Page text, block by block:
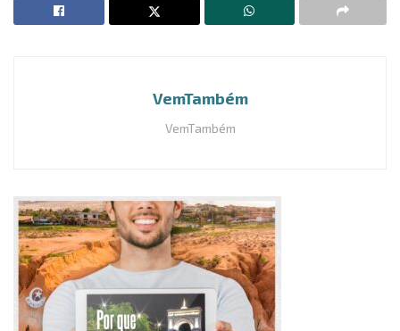
VemTambém
VemTambém